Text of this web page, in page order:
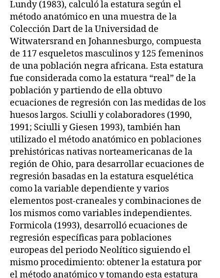
Lundy (1983), calculó la estatura según el
método anatómico en una muestra de la
Colección Dart de la Universidad de
Witwatersrand en Johannesburgo, compuesta
de 117 esqueletos masculinos y 125 femeninos
de una población negra africana. Esta estatura
fue considerada como la estatura “real” de la
población y partiendo de ella obtuvo
ecuaciones de regresión con las medidas de los
huesos largos. Sciulli y colaboradores (1990,
1991; Sciulli y Giesen 1993), también han
utilizado el método anatómico en poblaciones
prehistóricas nativas norteamericanas de la
región de Ohio, para desarrollar ecuaciones de
regresión basadas en la estatura esquelética
como la variable dependiente y varios
elementos post-craneales y combinaciones de
los mismos como variables independientes.
Formicola (1993), desarrolló ecuaciones de
regresión específicas para poblaciones
europeas del periodo Neolítico siguiendo el
mismo procedimiento: obtener la estatura por
el método anatómico y tomando esta estatura